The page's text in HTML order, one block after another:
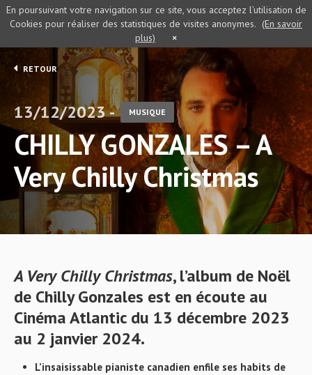
RETOUR
13/12/2023 - MUSIQUE
CHILLY GONZALES – A
Very Chilly Christmas
A Very Chilly Christmas, l’album de Noël
de Chilly Gonzales est en écoute au
Cinéma Atlantic du 13 décembre 2023
au 2 janvier 2024.
L’insaisissable pianiste canadien enfile ses habits de
En poursuivant votre navigation sur ce site, vous acceptez l’utilisation de
Cookies pour réaliser des statistiques de visites anonymes. (En savoir
plus)
×